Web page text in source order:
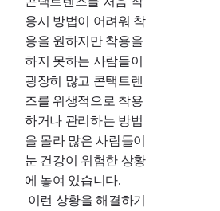
용시 방법이 어려워 착
용을 원하지만 착용을
하지 못하는 사람들이
굉장히 많고 콘택트렌
즈를 위생적으로 착용
하거나 관리하는 방법
을 몰라 많은 사람들이
눈 건강이 위험한 상황
에 놓여 있습니다.